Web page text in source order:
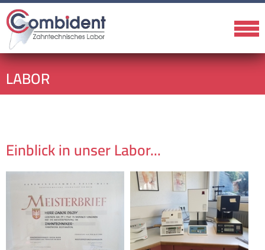
LABOR
Einblick in unser Labor...